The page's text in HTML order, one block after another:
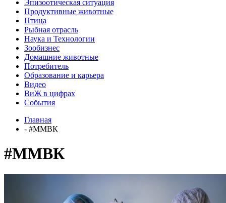
Эпизоотическая ситуация
Продуктивные животные
Птица
Рыбная отрасль
Наука и Технологии
Зообизнес
Домашние животные
Потребитель
Образование и карьера
Видео
ВиЖ в цифрах
События
Главная
- #ММВК
#ММВК